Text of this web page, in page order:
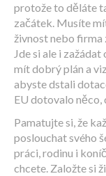
protože to děláte
začátek. Musíte
živnost nebo firma
Jde si ale i
mít dobrý plán a
abyste dstali
EU dotovalo něco,
Pamatujte si, že
poslouchat svého
práci, rodinu i
chcete. Založte si